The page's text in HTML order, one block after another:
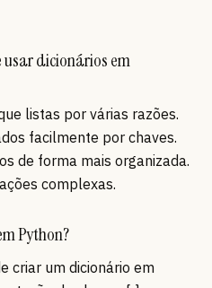
usar dicionários em
listas por várias razões.
facilmente por chaves.
de forma mais organizada.
complexas.
Python?
criar um dicionário em